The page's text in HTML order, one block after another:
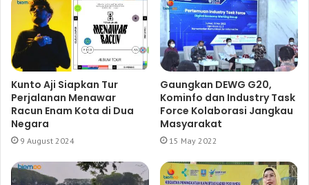
Kunto Aji Siapkan Tur
Perjalanan Menawar
Racun Enam Kota di Dua
Negara
9 August 2024
Gaungkan DEWG G20,
Kominfo dan Industry Task
Force Kolaborasi Jangkau
Masyarakat
15 May 2022